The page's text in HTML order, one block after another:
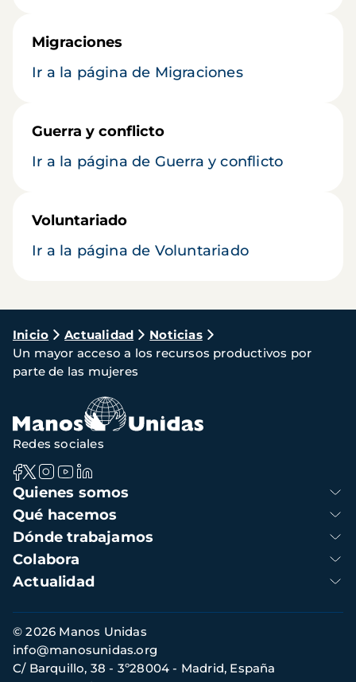
Migraciones
Ir a la página de Migraciones
Guerra y conflicto
Ir a la página de Guerra y conflicto
Voluntariado
Ir a la página de Voluntariado
Ruta
de
navegación
Inicio Actualidad
Noticias
Un mayor acceso a los recursos productivos por
parte de las mujeres
Navegación
principal
Quienes somos
Qué hacemos
Dónde trabajamos
Colabora
Actualidad
Redes sociales
Información
de
contacto
© 2026 Manos Unidas
C/ Barquillo, 38 - 3º28004 - Madrid, España
info@manosunidas.org